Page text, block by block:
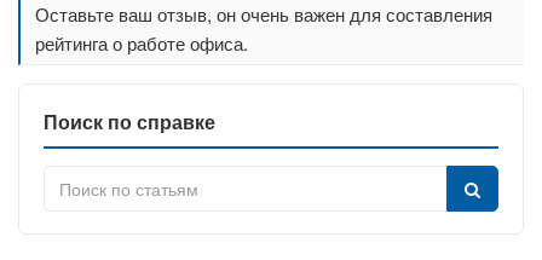
Оставьте ваш отзыв, он очень важен для составления
рейтинга о работе офиса.
Поиск по справке